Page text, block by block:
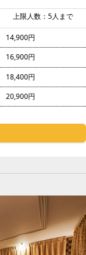
上限人数：5人まで
14,900円
16,900円
18,400円
20,900円